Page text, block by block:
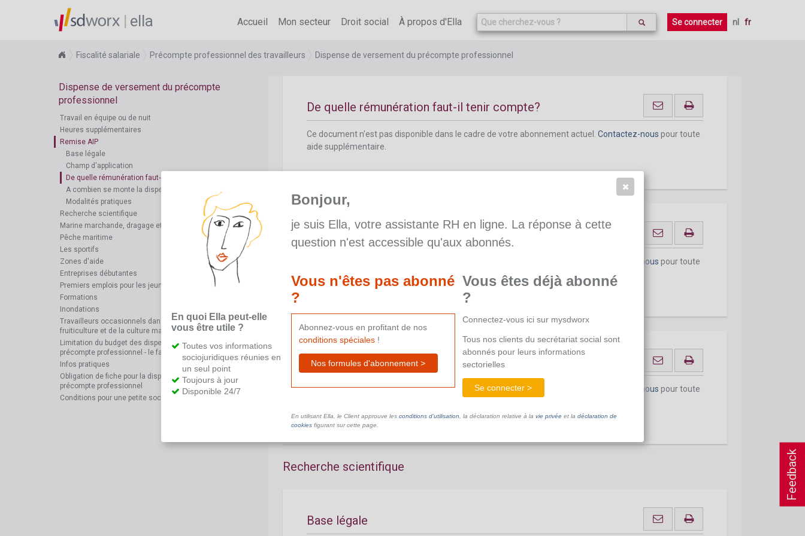
Feedback
ella Accueil Mon secteur Droit social À propos d'Ella Se connecter nl fr
Fiscalité salariale Précompte professionnel des travailleurs Dispense de versement du précompte professionnel
Dispense de versement du précompte
professionnel
Travail en équipe ou de nuit
Heures supplémentaires
Remise AIP
Base légale
Champ d'application
De quelle rémunération faut-il tenir compte?
A combien se monte la dispense?
Modalités pratiques
Recherche scientifique
Marine marchande, dragage et remorquage
Pêche maritime
Les sportifs
Zones d'aide
Entreprises débutantes
Premiers emplois pour les jeunes
Formations
Inondations
Travailleurs occasionnels dans le secteur de la
fruiticulture et de la culture maraîchère
Limitation du budget des dispenses de versement du
précompte professionnel - le facteur de correction
Infos pratiques
Obligation de fiche pour la dispense de versement du
précompte professionnel
Conditions pour une petite société ou une microsociété
aide supplémentaire.
De quelle rémunération faut-il tenir compte?
Ce document n'est pas disponible dans le cadre de votre abonnement actuel. Contactez-nous pour toute
aide supplémentaire.
A combien se monte la dispense?
Contactez-nous pour toute
aide supplémentaire.
Modalités pratiques
Ce document n'est pas disponible dans le cadre de votre abonnement actuel. Contactez-nous pour toute
Recherche scientifique
Base légale
En quoi Ella peut-elle
vous être utile ?
Toutes vos informations
sociojuridiques réunies en
un seul point
Toujours à jour
Disponible 24/7
Bonjour,
je suis Ella, votre assistante RH en ligne. La réponse à cette
question n'est accessible qu'aux abonnés.
Vous n'êtes pas abonné
?
Abonnez-vous en profitant de nos
conditions spéciales!
Nos formules d'abonnement >
Vous êtes déjà abonné
?
Connectez-vous ici sur mysdworx
Tous nos clients du secrétariat social sont
abonnés pour leurs informations
sectorielles
Se connecter >
En utilisant Ella, le Client approuve les conditions d’utilisation , la déclaration relative à la vie privéeet la déclaration de
cookiesfigurant sur cette page.